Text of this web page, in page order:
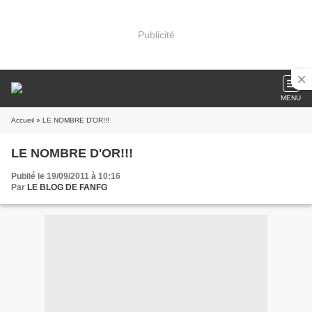
Publicité
MENU
Accueil » LE NOMBRE D'OR!!!
LE NOMBRE D'OR!!!
Publié le 19/09/2011 à 10:16
Par LE BLOG DE FANFG